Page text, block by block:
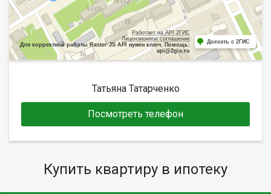
Работает на API 2ГИС
Лицензионное соглашение
Для корректной работы Raster JS API нужен ключ. Помощь:
api@2gis.ru
Доехать с 2ГИС
Татьяна Татарченко
Посмотреть телефон
Купить квартиру в ипотеку